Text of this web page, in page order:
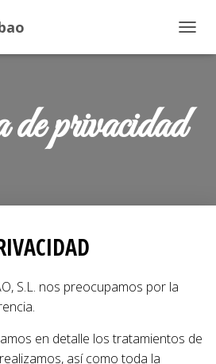
B
I
M
N
privacidad
S.L. nos preocupamos por la
en detalle los tratamientos de
así como toda la